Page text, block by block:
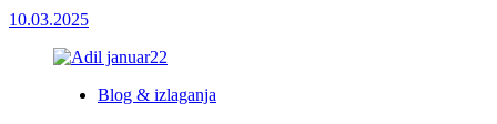
10.03.2025
Blog & izlaganja